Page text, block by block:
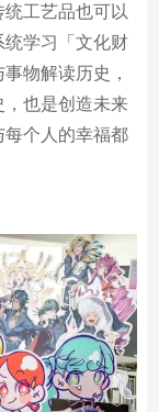
遗产。不仅是
工艺品也可以
学习「文化财
事物解读历史，
也是创造未来